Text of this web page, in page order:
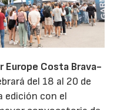
Europe Costa Brava-
del 18 al 20 de
edición con el